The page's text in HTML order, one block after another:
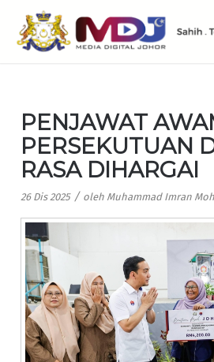
PENJAWAT
PERSEKUTUAN
RASA DIHARGAI
26 Dis 2025 / oleh Muhammad Imran